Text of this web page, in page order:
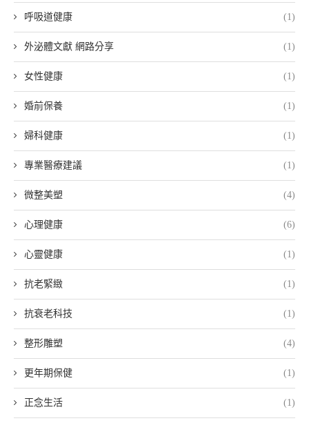
呼吸道健康 (1)
外泌體文獻 網路分享 (1)
女性健康 (1)
婚前保養 (1)
婦科健康 (1)
專業醫療建議 (1)
微整美塑 (4)
心理健康 (6)
心靈健康 (1)
抗老緊緻 (1)
抗衰老科技 (1)
整形雕塑 (4)
更年期保健 (1)
正念生活 (1)